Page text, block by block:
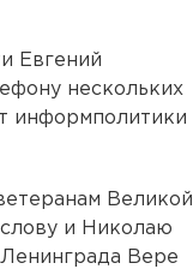
Евгений
нескольких
информполитики
Великой
и Николаю
Вере